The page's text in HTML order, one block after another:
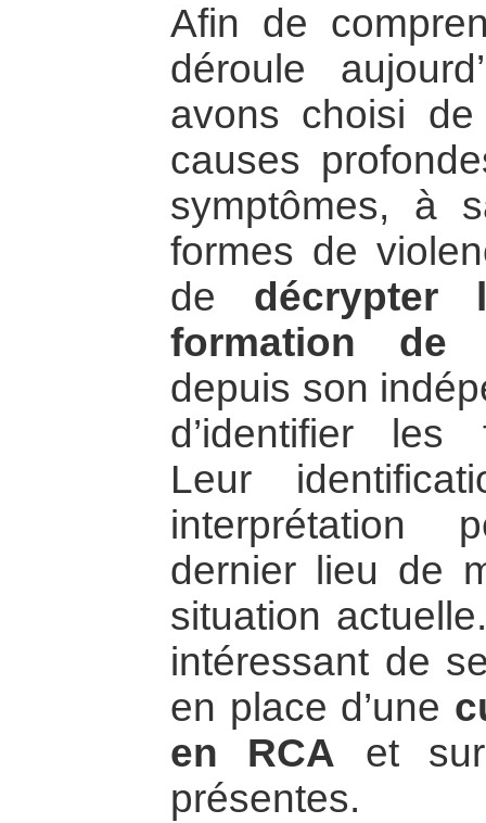
Afin de
déroule
avons choisi
causes
symptômes, à
formes de
de
formation de
depuis son
d’identifier les
Leur
interprétation
dernier lieu de
situation
intéressant de
en place d’une
en RCA et sur
présentes.